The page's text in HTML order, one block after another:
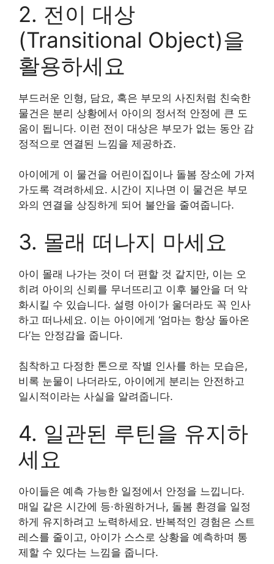
2. 전이 대상
(Transitional Object)을
활용하세요
부드러운 인형, 담요, 혹은 부모의 사진처럼 친숙한
물건은 분리 상황에서 아이의 정서적 안정에 큰 도
움이 됩니다. 이런 전이 대상은 부모가 없는 동안 감
정적으로 연결된 느낌을 제공하죠.
아이에게 이 물건을 어린이집이나 돌봄 장소에 가져
가도록 격려하세요. 시간이 지나면 이 물건은 부모
와의 연결을 상징하게 되어 불안을 줄여줍니다.
3. 몰래 떠나지 마세요
아이 몰래 나가는 것이 더 편할 것 같지만, 이는 오
히려 아이의 신뢰를 무너뜨리고 이후 불안을 더 악
화시킬 수 있습니다. 설령 아이가 울더라도 꼭 인사
하고 떠나세요. 이는 아이에게 ‘엄마는 항상 돌아온
다’는 안정감을 줍니다.
침착하고 다정한 톤으로 작별 인사를 하는 모습은,
비록 눈물이 나더라도, 아이에게 분리는 안전하고
일시적이라는 사실을 알려줍니다.
4. 일관된 루틴을 유지하
세요
아이들은 예측 가능한 일정에서 안정을 느낍니다.
매일 같은 시간에 등·하원하거나, 돌봄 환경을 일정
하게 유지하려고 노력하세요. 반복적인 경험은 스트
레스를 줄이고, 아이가 스스로 상황을 예측하며 통
제할 수 있다는 느낌을 줍니다.